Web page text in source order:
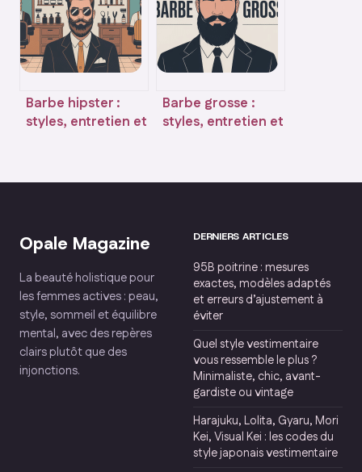
Barbe hipster :
styles, entretien et
Barbe grosse :
styles, entretien et
Opale Magazine
La beauté holistique pour
les femmes actives : peau,
style, sommeil et équilibre
mental, avec des repères
clairs plutôt que des
injonctions.
DERNIERS ARTICLES
95B poitrine : mesures
exactes, modèles adaptés
et erreurs d’ajustement à
éviter
Quel style vestimentaire
vous ressemble le plus ?
Minimaliste, chic, avant-
gardiste ou vintage
Harajuku, Lolita, Gyaru, Mori
Kei, Visual Kei : les codes du
style japonais vestimentaire